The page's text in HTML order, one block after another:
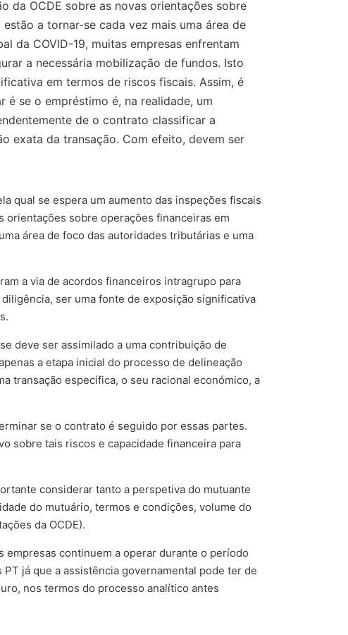
da OCDE sobre as novas orientações sobre
a tornar-se cada vez mais uma área de
da COVID-19, muitas empresas enfrentam
a necessária mobilização de fundos. Isto
em termos de riscos fiscais. Assim, é
se o empréstimo é, na realidade, um
de o contrato classificar a
exata da transação. Com efeito, devem ser
qual se espera um aumento das inspeções fiscais
orientações sobre operações financeiras em
área de foco das autoridades tributárias e uma
a via de acordos financeiros intragrupo para
ser uma fonte de exposição significativa
deve ser assimilado a uma contribuição de
a etapa inicial do processo de delineação
transação específica, o seu racional económico, a
se o contrato é seguido por essas partes.
sobre tais riscos e capacidade financeira para
considerar tanto a perspetiva do mutuante
do mutuário, termos e condições, volume do
da OCDE).
continuem a operar durante o período
já que a assistência governamental pode ter de
nos termos do processo analítico antes